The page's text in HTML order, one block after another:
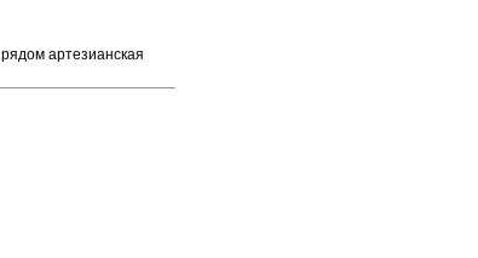
артезианская